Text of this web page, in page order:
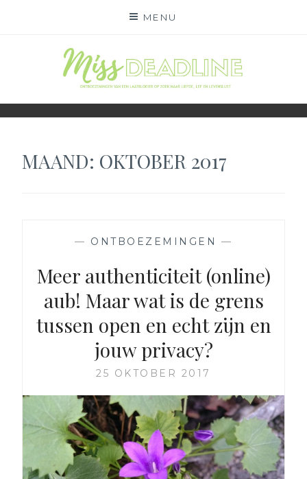
MENU
MISS DEADLINE
ONDERWEG NAAR LIEFDE, LEF EN LEVENSLUST
MAAND: OKTOBER 2017
— ONTBOEZEMINGEN —
Meer authenticiteit (online)
aub! Maar wat is de grens
tussen open en echt zijn en
jouw privacy?
25 OKTOBER 2017